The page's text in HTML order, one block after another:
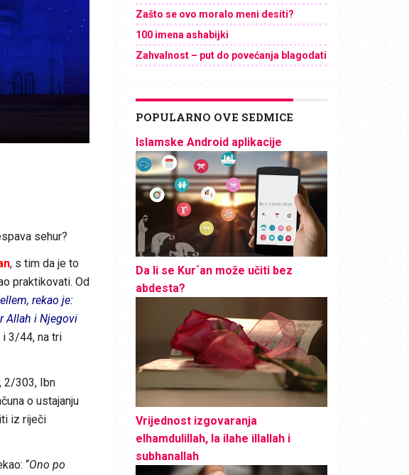
sehur?
, s tim da je to
praktikovati. Od
rekao je:
Allah i Njegovi
i 3/44, na tri
2/303, Ibn
o ustajanju
iz riječi
“Ono po
Zašto se ovo moralo meni desiti?
100 imena ashabijki
Zahvalnost – put do povećanja blagodati
POPULARNO OVE SEDMICE
Islamske Android aplikacije
Da li se Kur´an može učiti bez
abdesta?
Vrijednost izgovaranja
elhamdulillah, la ilahe illallah i
subhanallah